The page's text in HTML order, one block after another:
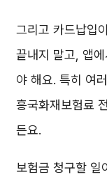
그리고 카드납입
끝내지 말고, 앱
야 해요. 특히 여
흥국화재보험료
든요.
보험금 청구할 일